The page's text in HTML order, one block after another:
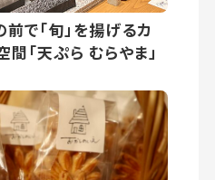
で「旬」を揚げるカ
「天ぷら むらやま」